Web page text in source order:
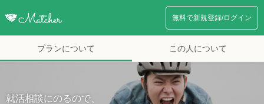
無料で新規登録/ログイン
プランについて この人について
就活相談にのるので、